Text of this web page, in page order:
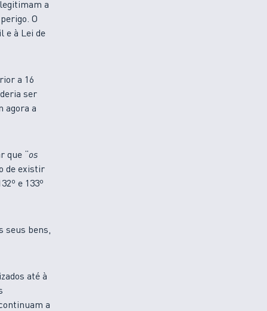
a
O
e à Lei de
a 16
ser
agora a
“ os
de existir
e 133º
seus bens,
até à
a